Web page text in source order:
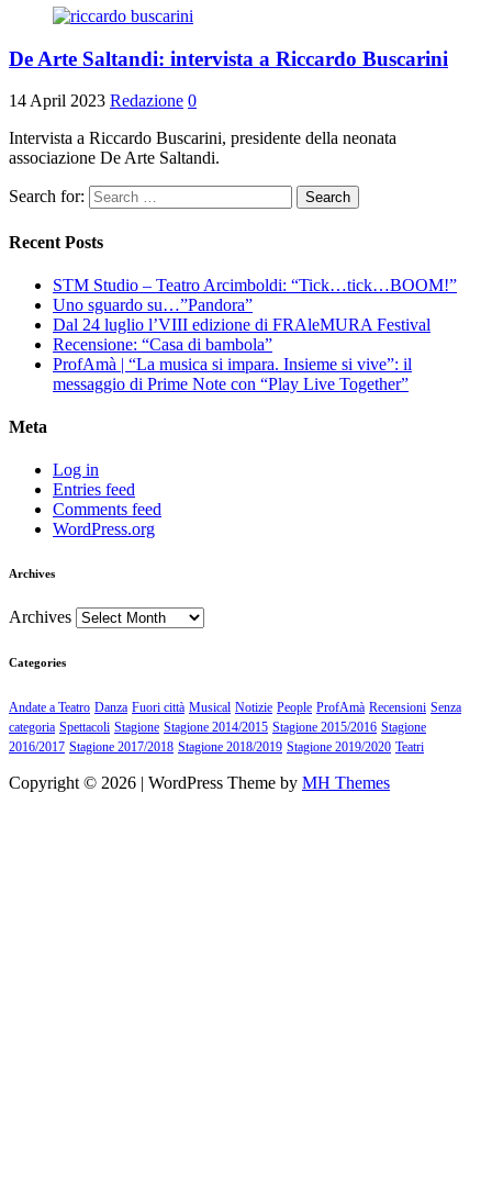
De Arte Saltandi: intervista a Riccardo Buscarini
14 April 2023 Redazione 0
Intervista a Riccardo Buscarini, presidente della neonata
associazione De Arte Saltandi.
Search for:
Recent Posts
STM Studio – Teatro Arcimboldi: “Tick…tick…BOOM!”
Uno sguardo su…”Pandora”
Dal 24 luglio l’VIII edizione di FRAleMURA Festival
Recensione: “Casa di bambola”
ProfAmà | “La musica si impara. Insieme si vive”: il
messaggio di Prime Note con “Play Live Together”
Meta
Log in
Entries feed
Comments feed
WordPress.org
Archives
Archives
Categories
Andate a Teatro Danza Fuori città Musical Notizie People ProfAmà Recensioni Senza
categoria Spettacoli Stagione Stagione 2014/2015 Stagione 2015/2016 Stagione
2016/2017 Stagione 2017/2018 Stagione 2018/2019 Stagione 2019/2020 Teatri
Copyright © 2026 | WordPress Theme by MH Themes